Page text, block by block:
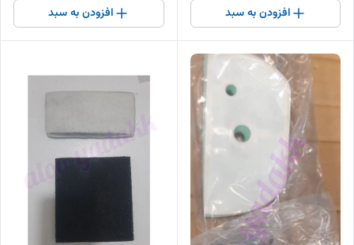
افزودن به سبد افزودن به سبد